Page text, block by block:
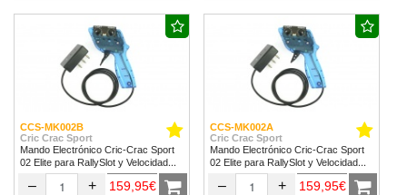
CCS-MK002B
Cric Crac Sport
Mando Electrónico Cric-Crac Sport
02 Elite para RallySlot y Velocidad
1/32 & 1/24.
– + 159,95€
CCS-MK002A
Cric Crac Sport
Mando Electrónico Cric-Crac Sport
02 Elite para RallySlot y Velocidad
1/32 & 1/24
– + 159,95€